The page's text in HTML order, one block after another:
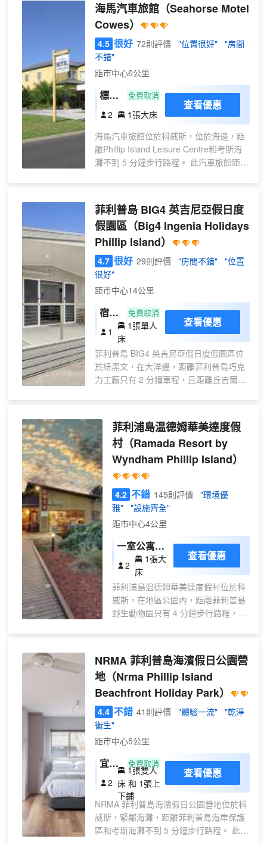
海馬汽車旅館（Seahorse Motel
Cowes）
4.5 很好 72則評價 "位置很好"
"房間
不錯"
距市中心6公里
標準
雙人
免費取消
2 1張大床
查看優惠
海馬汽車旅館位於科威斯，位於海邊，距
離Phillip Island Leisure Centre和考斯海
灘不到 5 分鐘步行路程。 此汽車旅館距離
里）。 享受室外游泳池等度假設施，或者
到花園欣賞美景。此汽車旅館的其他設施
包括免費 WiFi、旅遊/票務服務和野餐區。
特色服務/設施包括乾洗/洗衣服務和洗衣設
施。酒店提供免費自助停車。 有 24 間空
調客房提供微波爐和DVD 播放器；您定能
在旅途中找到家的舒適。提供免費無線網
絡，方便您與朋友保持聯繫；數碼頻道可
滿足您的娛樂需求。浴室提供淋浴設施、
免費洗浴用品和吹風機。便利設施包括電
熱水壺和熨斗/熨衣板；而且每天提供客房
服務。
菲利普島 BIG4 英吉尼亞假日度
假園區（Big4 Ingenia Holidays
Phillip Island）
4.7 很好 29則評價 "房間不錯"
"位置
很好"
距市中心14公里
宿
舍，
男女
混合
宿
舍，
免費取消
1
1張單人
床
查看優惠
菲利普島 BIG4 英吉尼亞假日度假園區位
於紐黑文，在大洋邊，距離菲利普島巧克
力工廠只有 2 分鐘車程，且距離丘吉爾島
離菲利普島汽車大獎賽賽道 8.3 英里
（13.3 公里）。 您可到花園欣賞美景，還
可利用免費 WiFi和遊樂廳/遊戲室等服務和
設施。此度假公園的其他特色包括旅遊/票
務服務、燒烤爐和自動售貨機。 特色服務/
設施包括行李寄存、洗衣設施和自動售貨
機。酒店提供免費自助停車。 酒店的 30
間客房定能讓您在旅途中找到家的舒適。
提供免費無線網絡，方便您與朋友保持聯
繫。提供公共浴室。
菲利浦島温德姆華美達度假
村（Ramada Resort by
Wyndham Phillip Island）
4.2 不錯 145則評價
"環境優
雅"
"設施齊全"
距市中心4公里
一室公寓別
墅2
1張大
床
查看優惠
菲利浦島温德姆華美達度假村位於科
威斯，在地區公園內，距離菲利普島
野生動物園只有 4 分鐘步行路程，距
英里（4.6 公里），距離菲利普島釀
酒廠 4.3 英里（7 公里）。 您可在2
個室外游泳池中放鬆一下，或者享受
室外網球場和桑拿等其他度假設施。
此度假村的其他特色包括免費 WiFi、
遊樂廳/遊戲室和婚慶服務。 您可以
享美味佳餚，也可在這裏的酒吧/酒廊
小酌一杯放鬆一下。此外，咖啡館也
提供餐飲服務。週末 07:30 至 11:00
提供收費的即點即煮早餐。 前台只在
規定時段有服務人員值班。酒店提供
免費自助停車。 有 35 間空調客房提
供冰箱和平板電視；您定能在旅途中
找到家的舒適。客房設有私人備有傢
NRMA 菲利普島海濱假日公園營
地（Nrma Phillip Island
Beachfront Holiday Park）
4.4 不錯 41則評價 "體驗一流"
"乾淨
衞生"
距市中心5公里
宜必
思小
免費取消
2
1張雙人
床 和 1張上
下鋪
查看優惠
NRMA 菲利普島海濱假日公園營地位於科
威斯，緊鄰海灘，距離菲利普島海岸保護
區和考斯海灘不到 5 分鐘步行路程。 此海